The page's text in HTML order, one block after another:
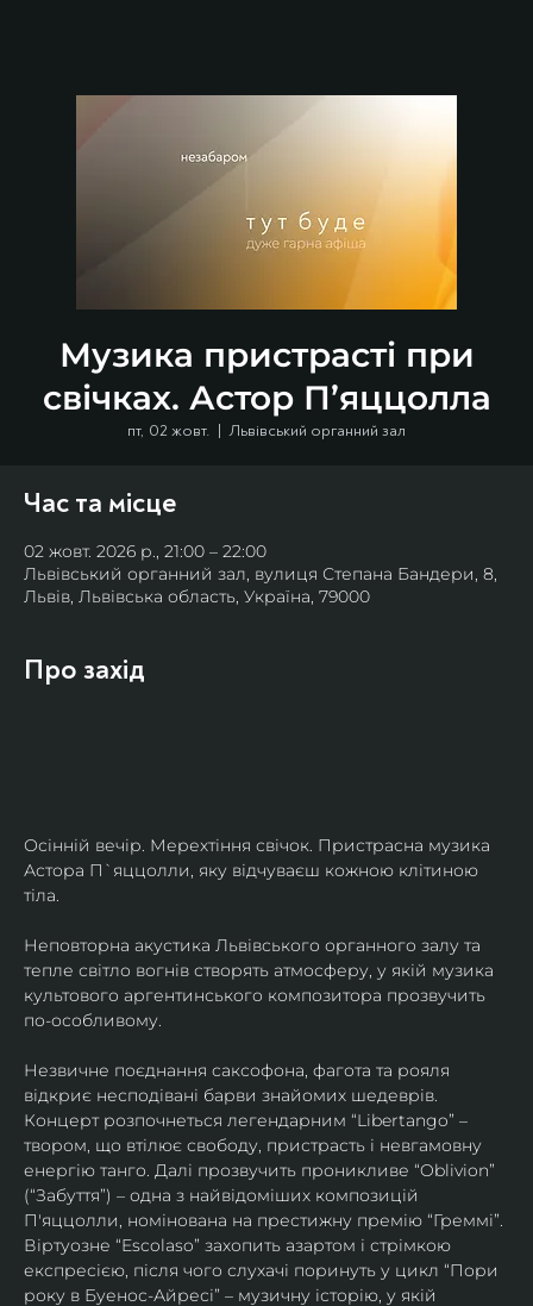
Музика пристрасті при
свічках. Астор П’яццолла
пт, 02 жовт.
  |
Львівський органний зал
Час та місце
02 жовт. 2026 р., 21:00 – 22:00
Львівський органний зал, вулиця Степана Бандери, 8,
Львів, Львівська область, Україна, 79000
Про захід
Осінній вечір. Мерехтіння свічок. Пристрасна музика
Астора П`яццолли, яку відчуваєш кожною клітиною
тіла.
Неповторна акустика Львівського органного залу та
тепле світло вогнів створять атмосферу, у якій музика
культового аргентинського композитора прозвучить
по-особливому.
Незвичне поєднання саксофона, фагота та рояля
відкриє несподівані барви знайомих шедеврів.
Концерт розпочнеться легендарним “Libertango” –
твором, що втілює свободу, пристрасть і невгамовну
енергію танго. Далі прозвучить проникливе “Oblivion”
(“Забуття”) – одна з найвідоміших композицій
П'яццолли, номінована на престижну премію “Греммі”.
Віртуозне “Escolaso” захопить азартом і стрімкою
експресією, після чого слухачі поринуть у цикл “Пори
року в Буенос-Айресі” – музичну історію, у якій